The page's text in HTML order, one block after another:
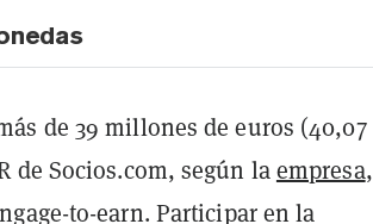
de 39 millones de euros (40,07
de Socios.com, según laempresa,
to-earn. Participar en la